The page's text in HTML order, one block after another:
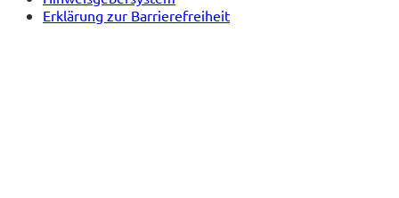
Erklärung zur Barrierefreiheit